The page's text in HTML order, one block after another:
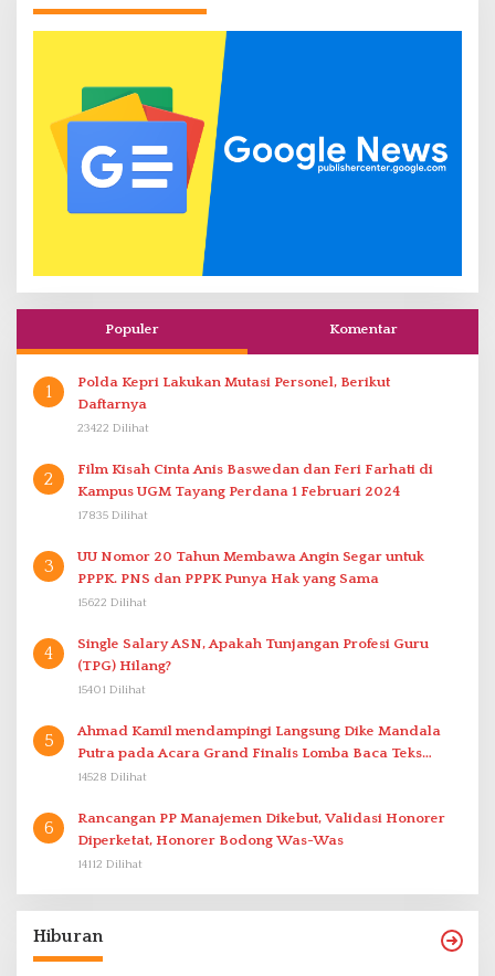
Populer Komentar
1
Polda Kepri Lakukan Mutasi Personel, Berikut
Daftarnya
23422 Dilihat
2
Film Kisah Cinta Anis Baswedan dan Feri Farhati di
Kampus UGM Tayang Perdana 1 Februari 2024
17835 Dilihat
3
UU Nomor 20 Tahun Membawa Angin Segar untuk
PPPK. PNS dan PPPK Punya Hak yang Sama
15622 Dilihat
4
Single Salary ASN, Apakah Tunjangan Profesi Guru
(TPG) Hilang?
15401 Dilihat
5
Ahmad Kamil mendampingi Langsung Dike Mandala
Putra pada Acara Grand Finalis Lomba Baca Teks
Proklamasi Mirip Bung Karno di Bali
14528 Dilihat
6
Rancangan PP Manajemen Dikebut, Validasi Honorer
Diperketat, Honorer Bodong Was-Was
14112 Dilihat
Hiburan